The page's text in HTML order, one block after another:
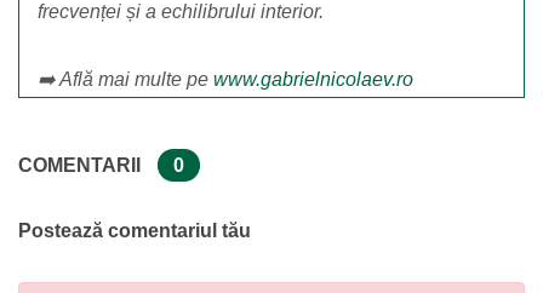
frecvenței și a echilibrului interior.
➡️ Află mai multe pe www.gabrielnicolaev.ro
COMENTARII 0
Postează comentariul tău